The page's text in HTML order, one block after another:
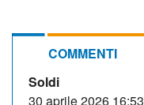
COMMENTI
Soldi
30 aprile 2026 16:53